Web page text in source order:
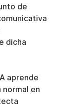
de
dicha
aprende
normal en